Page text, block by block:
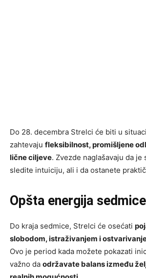
Do 28. decembra Strelci će biti u
zahtevaju fleksibilnost, promišljene
lične ciljeve. Zvezde naglašavaju da je
sledite intuiciju, ali i da ostanete
Opšta energija
Do kraja sedmice, Strelci će osećati
slobodom, istraživanjem i
Ovo je period kada možete pokazati
važno da održavate balans između